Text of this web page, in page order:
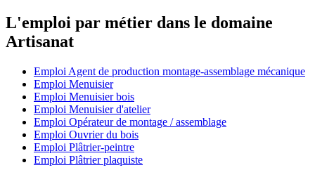
L'emploi par métier dans le domaine
Artisanat
Emploi Agent de production montage-assemblage mécanique
Emploi Menuisier
Emploi Menuisier bois
Emploi Menuisier d'atelier
Emploi Opérateur de montage / assemblage
Emploi Ouvrier du bois
Emploi Plâtrier-peintre
Emploi Plâtrier plaquiste